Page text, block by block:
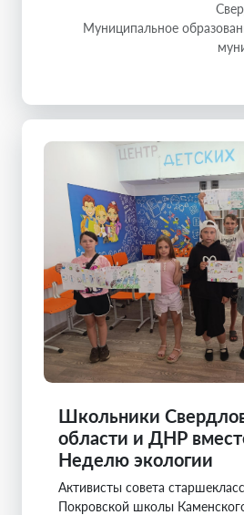
Муниципальное
Школьники
области и ДНР
Неделю экологии
Активисты совета
Покровской школы